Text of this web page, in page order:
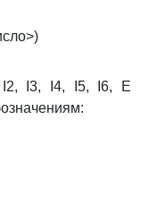
I3, I4, I5, I6, Е